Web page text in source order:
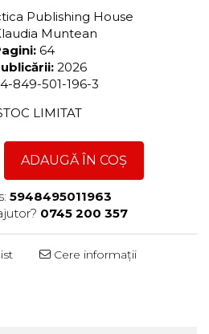
Publishing House
Muntean
64
2026
849-501-196-3
LIMITAT
ADAUGĂ ÎN COȘ
5948495011963
0745 200 357
Cere informații